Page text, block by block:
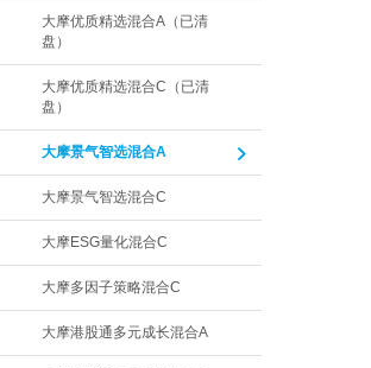
大摩优质精选混合A（已清
盘）
大摩优质精选混合C（已清
盘）
大摩景气智选混合A
大摩景气智选混合C
大摩ESG量化混合C
大摩多因子策略混合C
大摩港股通多元成长混合A